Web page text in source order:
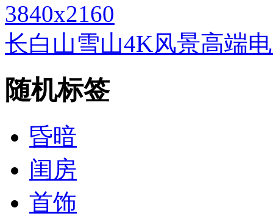
3840x2160
长白山雪山4K风景高端
随机标签
昏暗
闺房
首饰